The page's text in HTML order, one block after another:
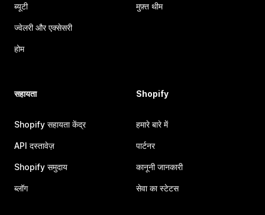
ब्यूटी
ज्वेलरी और एक्सेसरी
होम
मुफ़्त थीम
सहायता
Shopify सहायता केंद्र
API दस्तावेज़
Shopify समुदाय
ब्लॉग
Shopify
हमारे बारे में
पार्टनर
कानूनी जानकारी
सेवा का स्टेटस